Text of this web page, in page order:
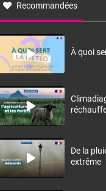
Recommandées
À quoi
De la
extrême